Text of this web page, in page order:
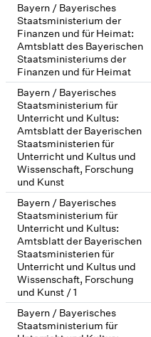
Bayern / Bayerisches
Staatsministerium der
Finanzen und für Heimat:
Amtsblatt des Bayerischen
Staatsministeriums der
Finanzen und für Heimat
Bayern / Bayerisches
Staatsministerium für
Unterricht und Kultus:
Amtsblatt der Bayerischen
Staatsministerien für
Unterricht und Kultus und
Wissenschaft, Forschung
und Kunst
Bayern / Bayerisches
Staatsministerium für
Unterricht und Kultus:
Amtsblatt der Bayerischen
Staatsministerien für
Unterricht und Kultus und
Wissenschaft, Forschung
und Kunst / 1
Bayern / Bayerisches
Staatsministerium für